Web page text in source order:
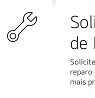
de
reparo
mais